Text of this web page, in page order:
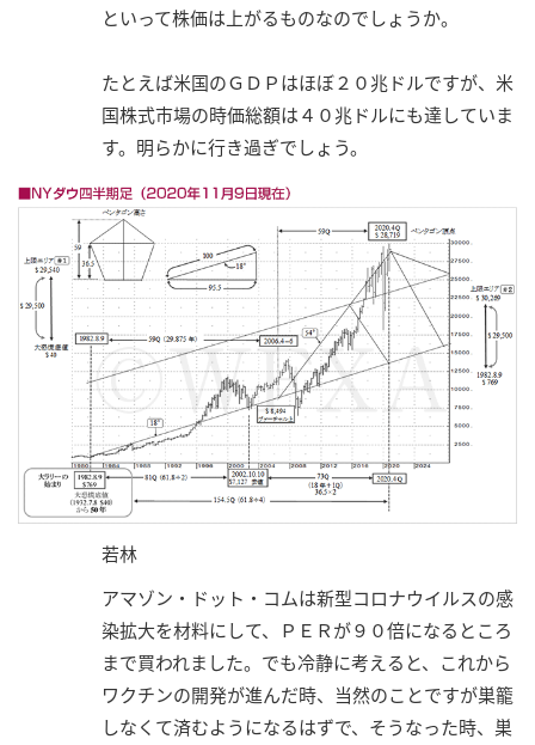
といって株価は上がるものなのでしょうか。
たとえば米国のＧＤＰはほぼ２０兆ドルですが、米
国株式市場の時価総額は４０兆ドルにも達していま
す。明らかに行き過ぎでしょう。
若林
アマゾン・ドット・コムは新型コロナウイルスの感
染拡大を材料にして、ＰＥＲが９０倍になるところ
まで買われました。でも冷静に考えると、これから
ワクチンの開発が進んだ時、当然のことですが巣籠
しなくて済むようになるはずで、そうなった時、巣